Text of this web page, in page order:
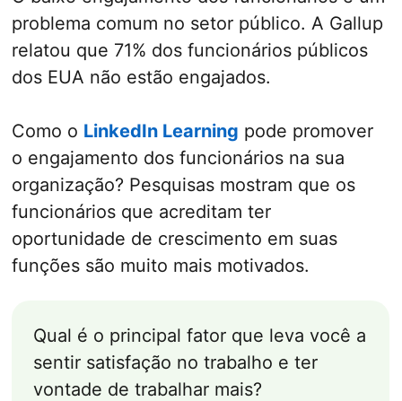
problema comum no setor público. A Gallup
relatou que 71% dos funcionários públicos
dos EUA não estão engajados.
Como o LinkedIn Learning pode promover
o engajamento dos funcionários na sua
organização? Pesquisas mostram que os
funcionários que acreditam ter
oportunidade de crescimento em suas
funções são muito mais motivados.
Qual é o principal fator que leva você a
sentir satisfação no trabalho e ter
vontade de trabalhar mais?